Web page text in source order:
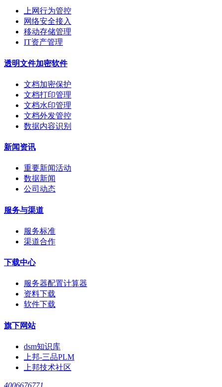
上网行为管控
网络安全接入
移动存储管理
IT资产管理
透明文件加密软件
文档加密保护
文档打印管理
文档水印管理
文档外发管控
数据内容识别
新闻资讯
重要新闻活动
数据新闻
公司动态
服务与渠道
服务标准
渠道合作
下载中心
服务器配置计算器
资料下载
软件下载
旗下网站
dsm知识库
上邦-三品PLM
上邦技术社区
4006676771